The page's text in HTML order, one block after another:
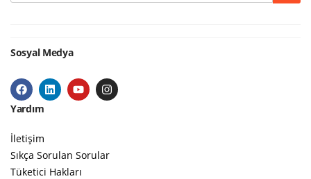
Sosyal Medya
Yardım
İletişim
Sıkça Sorulan Sorular
Tüketici Hakları